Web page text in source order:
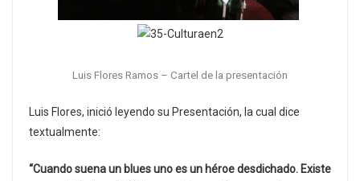
Luis Flores Ramos – Cartel de la presentación
Luis Flores, inició leyendo su Presentación, la cual dice
textualmente:
“Cuando suena un blues uno es un héroe desdichado. Existe